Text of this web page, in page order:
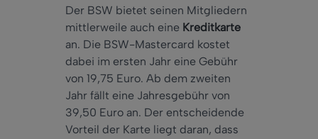
Der BSW bietet seinen Mitgliedern
mittlerweile auch eine Kreditkarte
an. Die BSW-Mastercard kostet
dabei im ersten Jahr eine Gebühr
von 19,75 Euro. Ab dem zweiten
Jahr fällt eine Jahresgebühr von
39,50 Euro an. Der entscheidende
Vorteil der Karte liegt daran, dass